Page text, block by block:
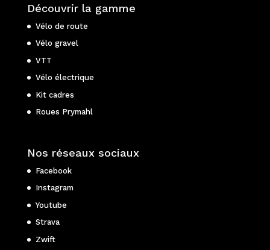
Découvrir la gamme
Vélo de route
Vélo gravel
VTT
Vélo électrique
Kit cadres
Roues Prymahl
Nos réseaux sociaux
Facebook
Instagram
Youtube
Strava
Zwift